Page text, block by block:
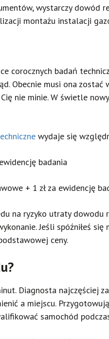
wystarczy dowód
montażu instalacji
badań
Obecnie musi ona zostać
nie minie. W świetle
wydaje się
badania
+ 1 zł za ewidencję
na ryzyko utraty
Jeśli spóźniłeś
ceny.
Diagnosta najczęściej
a miejscu.
samochód